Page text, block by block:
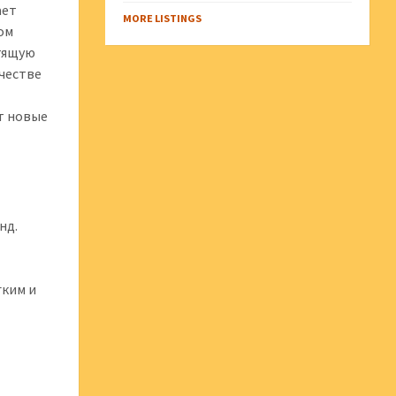
новые
и
MORE LISTINGS